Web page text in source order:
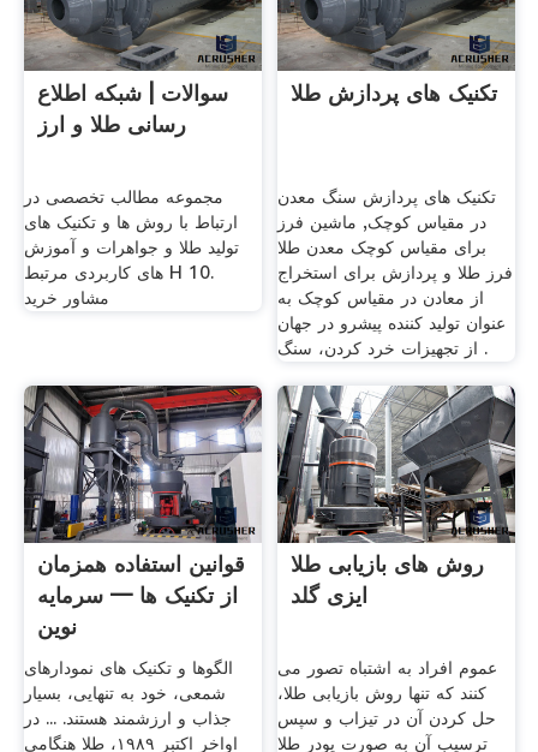
سوالات | شبکه اطلاع
رسانی طلا و ارز
مجموعه مطالب تخصصی در
ارتباط با روش ها و تکنیک های
تولید طلا و جواهرات و آموزش
های کاربردی مرتبط H 10.
مشاور خرید
تکنیک های پردازش طلا
تکنیک های پردازش سنگ معدن
در مقیاس کوچک, ماشین فرز
برای مقیاس کوچک معدن طلا
فرز طلا و پردازش برای استخراج
از معادن در مقیاس کوچک به
عنوان تولید کننده پیشرو در جهان
از تجهیزات خرد کردن، سنگ .
قوانین استفاده همزمان
از تکنیک ها — سرمایه
نوین
الگوها و تکنیک های نمودارهای
شمعی، خود به تنهایی، بسیار
جذاب و ارزشمند هستند. ... در
اواخر اکتبر ۱۹۸۹، طلا هنگامی
روش های بازیابی طلا
ایزی گلد
عموم افراد به اشتباه تصور می
کنند که تنها روش بازیابی طلا،
حل کردن آن در تیزاب و سپس
ترسیب آن به صورت پودر طلا